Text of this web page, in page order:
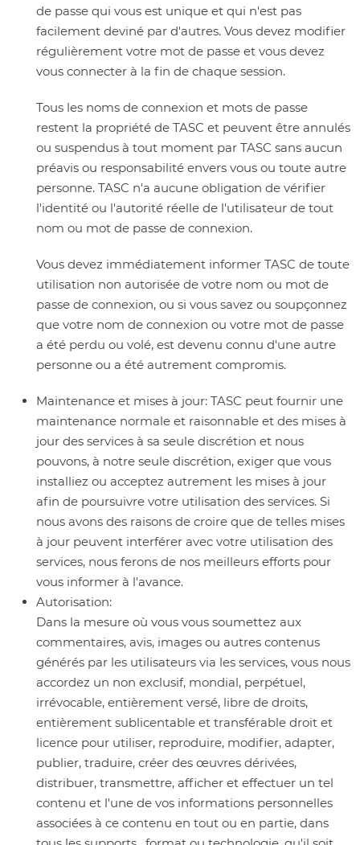
de passe qui vous est unique et qui n'est pas
facilement deviné par d'autres. Vous devez modifier
régulièrement votre mot de passe et vous devez
vous connecter à la fin de chaque session.
Tous les noms de connexion et mots de passe
restent la propriété de TASC et peuvent être annulés
ou suspendus à tout moment par TASC sans aucun
préavis ou responsabilité envers vous ou toute autre
personne. TASC n'a aucune obligation de vérifier
l'identité ou l'autorité réelle de l'utilisateur de tout
nom ou mot de passe de connexion.
Vous devez immédiatement informer TASC de toute
utilisation non autorisée de votre nom ou mot de
passe de connexion, ou si vous savez ou soupçonnez
que votre nom de connexion ou votre mot de passe
a été perdu ou volé, est devenu connu d'une autre
personne ou a été autrement compromis.
Maintenance et mises à jour: TASC peut fournir une
maintenance normale et raisonnable et des mises à
jour des services à sa seule discrétion et nous
pouvons, à notre seule discrétion, exiger que vous
installiez ou acceptez autrement les mises à jour
afin de poursuivre votre utilisation des services. Si
nous avons des raisons de croire que de telles mises
à jour peuvent interférer avec votre utilisation des
services, nous ferons de nos meilleurs efforts pour
vous informer à l'avance.
Autorisation:
Dans la mesure où vous vous soumettez aux
commentaires, avis, images ou autres contenus
générés par les utilisateurs via les services, vous nous
accordez un non exclusif, mondial, perpétuel,
irrévocable, entièrement versé, libre de droits,
entièrement sublicentable et transférable droit et
licence pour utiliser, reproduire, modifier, adapter,
publier, traduire, créer des œuvres dérivées,
distribuer, transmettre, afficher et effectuer un tel
contenu et l'une de vos informations personnelles
associées à ce contenu en tout ou en partie, dans